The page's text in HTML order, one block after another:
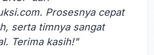
Prosesnya cepat
serta timnya sangat
Terima kasih!"